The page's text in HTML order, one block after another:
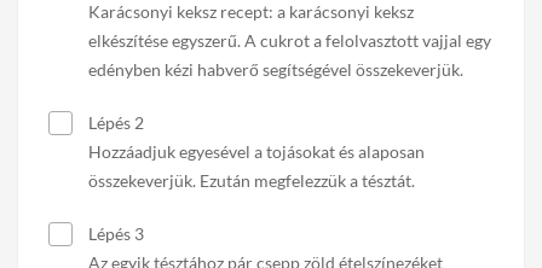
Karácsonyi keksz recept: a karácsonyi keksz
elkészítése egyszerű. A cukrot a felolvasztott vajjal egy
edényben kézi habverő segítségével összekeverjük.
Lépés 2
Hozzáadjuk egyesével a tojásokat és alaposan
összekeverjük. Ezután megfelezzük a tésztát.
Lépés 3
Az egyik tésztához pár csepp zöld ételszínezéket